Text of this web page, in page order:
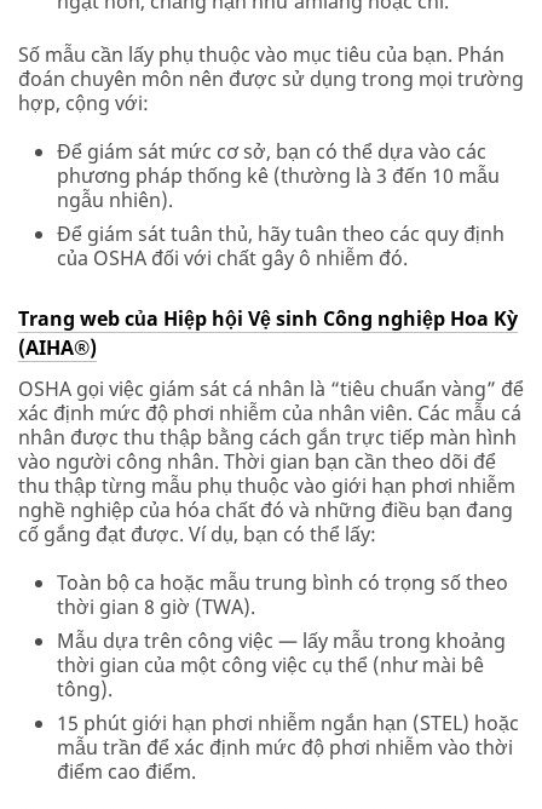
Số mẫu cần lấy phụ thuộc vào mục tiêu của bạn. Phán
đoán chuyên môn nên được sử dụng trong mọi trường
hợp, cộng với:
Để giám sát mức cơ sở, bạn có thể dựa vào các
phương pháp thống kê (thường là 3 đến 10 mẫu
ngẫu nhiên).
Để giám sát tuân thủ, hãy tuân theo các quy định
của OSHA đối với chất gây ô nhiễm đó.
Trang web của Hiệp hội Vệ sinh Công nghiệp Hoa Kỳ
(AIHA®)
OSHA gọi việc giám sát cá nhân là “tiêu chuẩn vàng” để
xác định mức độ phơi nhiễm của nhân viên. Các mẫu cá
nhân được thu thập bằng cách gắn trực tiếp màn hình
vào người công nhân. Thời gian bạn cần theo dõi để
thu thập từng mẫu phụ thuộc vào giới hạn phơi nhiễm
nghề nghiệp của hóa chất đó và những điều bạn đang
cố gắng đạt được. Ví dụ, bạn có thể lấy:
Toàn bộ ca hoặc mẫu trung bình có trọng số theo
thời gian 8 giờ (TWA).
Mẫu dựa trên công việc — lấy mẫu trong khoảng
thời gian của một công việc cụ thể (như mài bê
tông).
15 phút giới hạn phơi nhiễm ngắn hạn (STEL) hoặc
mẫu trần để xác định mức độ phơi nhiễm vào thời
điểm cao điểm.